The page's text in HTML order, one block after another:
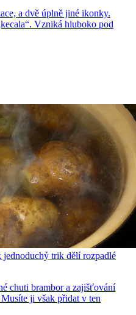
a dvě úplně jiné ikonky.
Vzniká hluboko pod
jednoduchý trik dělí rozpadlé
chuti brambor a zajišťování
ji však přidat v ten